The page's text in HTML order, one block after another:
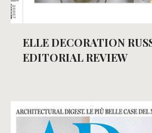
ELLE DECORATION
EDITORIAL REVIEW